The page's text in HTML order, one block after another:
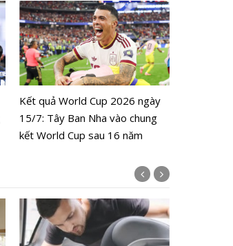
Kết quả World Cup 2026 ngày
15/7: Tây Ban Nha vào chung
kết World Cup sau 16 năm